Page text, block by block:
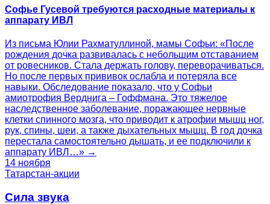
Софье Гусевой требуются расходные материалы к
аппарату ИВЛ
Из письма Юлии Рахматуллиной, мамы Софьи: «После
рождения дочка развивалась с небольшим отставанием
от ровесников. Стала держать голову, переворачиваться.
Но после первых прививок ослабла и потеряла все
навыки. Обследование показало, что у Софьи
амиотрофия Верднига – Гоффмана. Это тяжелое
наследственное заболевание, поражающее нервные
клетки спинного мозга, что приводит к атрофии мышц ног,
рук, спины, шеи, а также дыхательных мышц. В год дочка
перестала самостоятельно дышать, и ее подключили к
аппарату ИВЛ…» →
14 ноября
Татарстан-акции
Сила звука